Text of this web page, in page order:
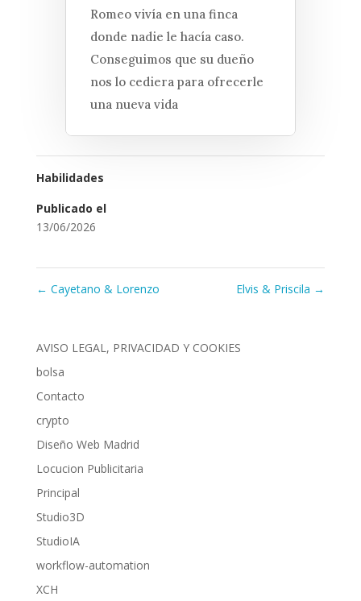
Romeo vivía en una finca
donde nadie le hacía caso.
Conseguimos que su dueño
nos lo cediera para ofrecerle
una nueva vida
Habilidades
Publicado el
13/06/2026
← Cayetano & Lorenzo Elvis & Priscila →
AVISO LEGAL, PRIVACIDAD Y COOKIES
bolsa
Contacto
crypto
Diseño Web Madrid
Locucion Publicitaria
Principal
Studio3D
StudioIA
workflow-automation
XCH